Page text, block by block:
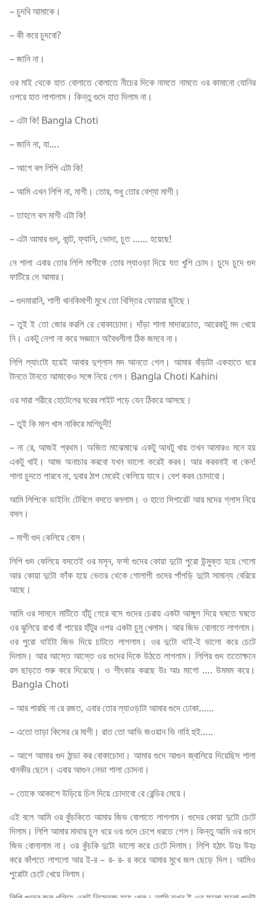
– চুদবি আমাকে।
– কী করে চুদবো?
– জানি না।
ওর মাই থেকে হাত বোলাতে বোলাতে নীচের দিকে নামতে নামতে ওর কামানো যোনির
ওপরে হাত লাগালাম। কিন্তু গুদে হাত দিলাম না।
– এটা কি! Bangla Choti
– জানি না, যা….
– আগে বল লিপি এটা কি!
– আমি এখন লিপি না, মাগী। তোর, শুধু তোর বেশ্যা মাগী।
– তাহলে বল মাগী এটা কি!
– এটা আমার গুদ্, কান্ট, ফ্যানি, ভোদা, চুত …… হয়েছে!
নে শালা এবার তোর লিপি মাগীকে তোর ল্যাওড়া দিয়ে যত খুশি চোদ। চুদে চুদে গুদ
ফাটিয়ে দে আমার।
– গুদমারানি, শালী খানকিমাগী মুখে তো খিস্তির ফোয়ারা ছুটছে।
– তুই ই তো জোর করলি রে বোকাচোদা। দাঁড়া শালা মাদারচোত, আরেকটু মদ খেয়ে
নি। একটু নেশা না করে সজ্ঞানে অবৈধলীলা ঠিক জমবে না।
লিপি ল্যাংটো হয়েই আবার দুগ্লাস মদ আনতে গেল। আমার বাঁড়াটা একহাতে ধরে
টানতে টানতে আমাকেও সঙ্গে নিয়ে গেল। Bangla Choti Kahini
ওর সারা শরীরে হোটেলের ঘরের লাইট পড়ে যেন ঠিকরে আসছে।
– তুই কি মাল খাস নাকিরে মাগিচুদী!
– না রে, আজই প্রথম। অজিত মাঝেমাঝে একটু আধটু খায় তখন আমারও মনে হয়
একটু খাই। আজ অনাচার করবো যখন ভালো করেই করব। আর করবনাই বা কেন!
শালা চুদতে পারবে না, দুবার ঠাপ মেরেই কেলিয়ে যাবে। বেশ করব চোদাবো।
আমি লিপিকে ডাইনিং টেবিলে বসতে বললাম। ও হাতে সিগারেট আর মদের গ্লাস নিয়ে
বসল।
– মাগী গুদ কেলিয়ে বোস।
লিপি গুদ কেলিয়ে বসতেই ওর মসৃন, ফর্সা গুদের কোয়া দুটো পুরো উন্মুক্ত হয়ে গেলো
আর কোয়া দুটো ফাঁক হয়ে ভেতর থেকে গোলাপী গুদের পাঁপড়ি দুটো সামান্য বেরিয়ে
আছে।
আমি ওর সামনে মাটিতে হাঁটু গেরে বসে গুদের চেরায় একটা আঙ্গুল দিয়ে ঘষতে ঘষতে
ওর ঝুলিয়ে রাখা বাঁ পায়ের হাঁটুর ওপর একটা চুমু খেলাম। আর জিভ বোলাতে লাগলাম।
ওর পুরো থাইটা জিভ দিয়ে চাটতে লাগলাম। ওর দুটো থাই-ই ভালো করে চেটে
দিলাম। আর আস্তে আস্তে ওর গুদের দিকে উঠতে লাগলাম। লিপির গুদ ততোক্ষনে
রস ছাড়তে শুরু করে দিয়েছে। ও শীৎকার করছে উঃ আঃ মাগো …. উমমম করে।
Bangla Choti
– আর পারছি না রে রজত, এবার তোর ল্যাওড়াটা আমার গুদে ঢোকা……
– এতো তাড়া কিসের রে মাগী। রাত তো আভি জওয়ান ভি নাহি হুই…..
– আগে আমার গুদ ঠান্ডা কর বোকাচোদা। আমার গুদে আগুন জ্বালিয়ে দিয়েছিস শালা
খানকীর ছেলে। এবার আগুন নেভা শালা চোদনা।
– তোকে আকাশে উড়িয়ে চিল দিয়ে চোদাবো রে রেন্ডির মেয়ে।
এই বলে আমি ওর কুঁচকিতে আমার জিভ বোলাতে লাগলাম। গুদের কোয়া দুটো চেটে
দিলাম। লিপি আমার মাথার চুল ধরে ওর গুদে চেপে ধরতে গেল। কিন্তু আমি ওর গুদে
জিভ বোলালাম না। ওর কুঁচকি দুটো ভালো করে চেটে দিলাম। লিপি হঠাৎ উহঃ উহঃ
করে কাঁপতে লাগলো আর ই-র – র- র- র করে আমার মুখে জল ছেড়ে দিল। আমিও
পুরোটা চেটে খেয়ে নিলাম।